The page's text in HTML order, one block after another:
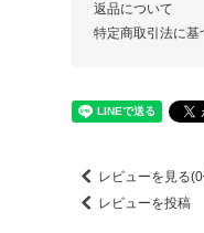
返品について
特定商取引法に基
レビューを見る
レビューを投稿